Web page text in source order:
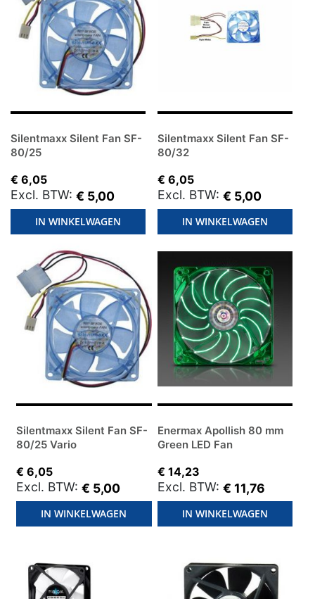
Silentmaxx Silent Fan SF-
80/25
€ 6,05
€ 5,00
IN WINKELWAGEN
Silentmaxx Silent Fan SF-
80/32
€ 6,05
€ 5,00
IN WINKELWAGEN
Silentmaxx Silent Fan SF-
80/25 Vario
€ 6,05
€ 5,00
IN WINKELWAGEN
Enermax Apollish 80 mm
Green LED Fan
€ 14,23
€ 11,76
IN WINKELWAGEN